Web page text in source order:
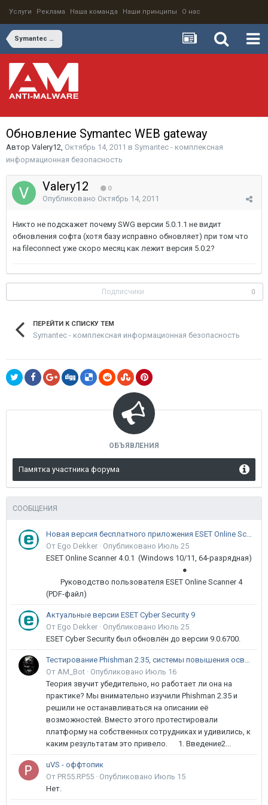
Услуги Реклама Наша команда Наши принципы О нас
Symantec - комплексная информационная безопасность
Обновление Symantec WEB gateway
Автор Valery12, Октябрь 14, 2011 в Symantec - комплексная
информационная безопасность
Valery12 0
Опубликовано Октябрь 14, 2011
Никто не подскажет почему SWG версии 5.0.1.1 не видит
обновления софта (хотя базу исправно обновляет) при том что
на fileconnect уже скоро месяц как лежит версия 5.0.2?
Подписчики 0
ПЕРЕЙТИ К СПИСКУ ТЕМ
Symantec - комплексная информационная безопасность
ОБЪЯВЛЕНИЯ
Памятка участника форума
СООБЩЕНИЯ
Новая версия бесплатного приложения ESET Online Scanner доступна пользователям
От Ego Dekker · Опубликовано Июль 25
ESET Online Scanner 4.0.1 (Windows 10/11, 64-разрядная)
●
Руководство пользователя ESET Online Scanner 4
(PDF-файл)
Актуальные версии ESET Cyber Security 9
От Ego Dekker · Опубликовано Июль 25
ESET Cyber Security был обновлён до версии 9.0.6700.
Тестирование Phishman 2.35, системы повышения осведомлённости пользователей в сфере ИБ
От AM_Bot · Опубликовано Июль 16
Теория звучит убедительно, но работает ли она на
практике? Мы внимательно изучили Phishman 2.35 и
решили не останавливаться на описании её
возможностей. Вместо этого протестировали
платформу на собственных сотрудниках и удивились, к
каким результатам это привело. 1. Введение2...
uVS - оффтопик
От PR55.RP55 · Опубликовано Июль 15
Нет.